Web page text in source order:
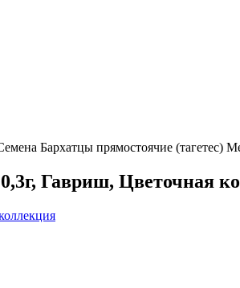
Бархатцы прямостоячие (тагетес)
Гавриш, Цветочная